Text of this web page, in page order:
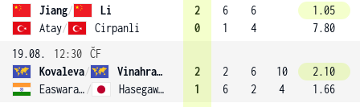
Jiang/
Li
Atay/ Cirpanli
2
0
6
1
6
4
1.05
7.80
19.08.
12:30 ČF
Kovaleva/
Vinahradava
Easwaramurthi / Hasegawa (3)
2
1
2
6
6
2
10
4
2.10
1.66